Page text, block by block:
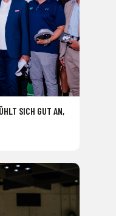
SICH GUT AN,